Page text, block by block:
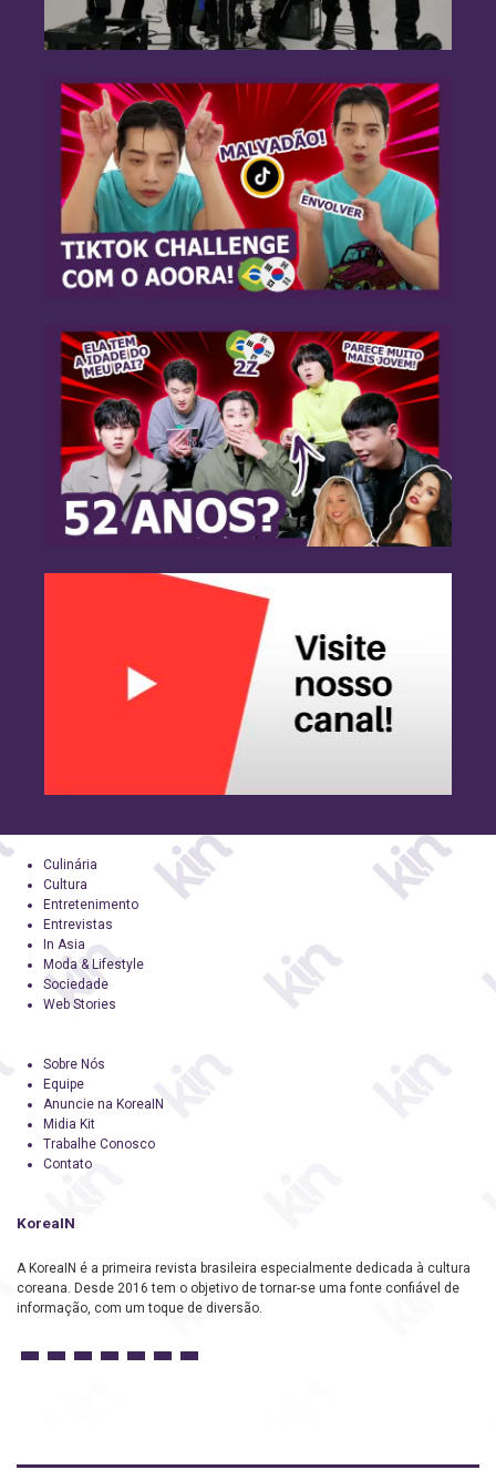
Culinária
Cultura
Entretenimento
Entrevistas
In Asia
Moda & Lifestyle
Sociedade
Web Stories
Sobre Nós
Equipe
Anuncie na KoreaIN
Midia Kit
Trabalhe Conosco
Contato
KoreaIN
A KoreaIN é a primeira revista brasileira especialmente dedicada à cultura
coreana. Desde 2016 tem o objetivo de tornar-se uma fonte confiável de
informação, com um toque de diversão.